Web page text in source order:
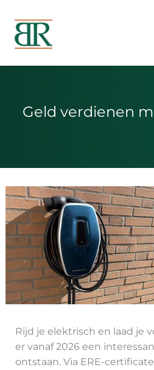
naar
inhoud
Geld verdienen
Rijd je elektrisch en laad je
er vanaf 2026 een
ontstaan. Via ERE-